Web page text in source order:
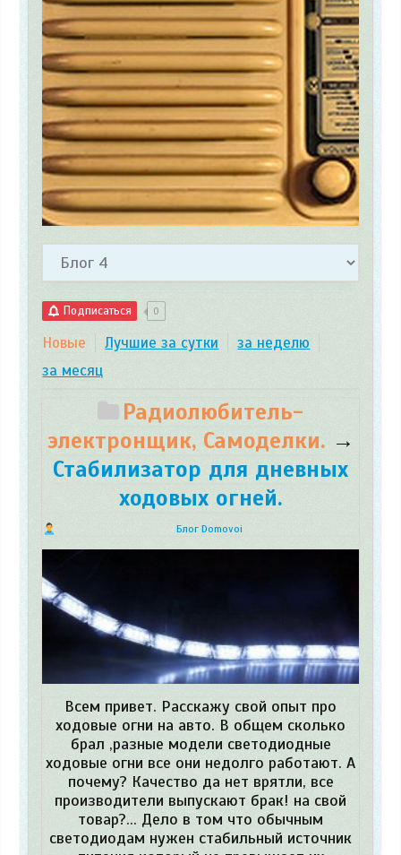
Подписаться 0
Новые Лучшие за сутки
за неделю
за месяц
Радиолюбитель-
электронщик, Самоделки.→
Стабилизатор для дневных
ходовых огней.
Блог Domovoi
Всем привет. Расскажу свой опыт про
ходовые огни на авто. В общем сколько
брал ,разные модели светодиодные
ходовые огни все они недолго работают. А
почему? Качество да нет врятли, все
производители выпускают брак! на свой
товар?... Дело в том что обычным
светодиодам нужен стабильный источник